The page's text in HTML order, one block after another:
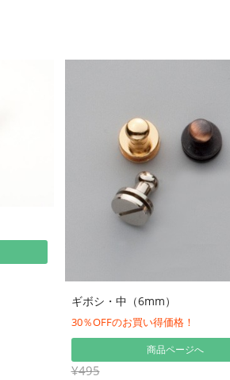
ギボシ・中（6mm）
30％OFFのお買い得価格！
商品ページへ
¥495